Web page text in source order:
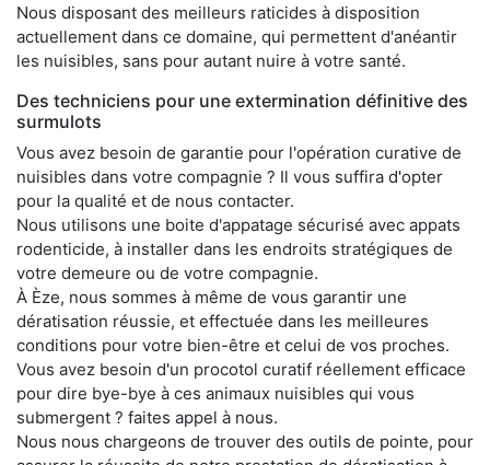
Nous disposant des meilleurs raticides à disposition
actuellement dans ce domaine, qui permettent d'anéantir
les nuisibles, sans pour autant nuire à votre santé.
Des techniciens pour une extermination définitive des
surmulots
Vous avez besoin de garantie pour l'opération curative de
nuisibles dans votre compagnie ? Il vous suffira d'opter
pour la qualité et de nous contacter.
Nous utilisons une boite d'appatage sécurisé avec appats
rodenticide, à installer dans les endroits stratégiques de
votre demeure ou de votre compagnie.
À Èze, nous sommes à même de vous garantir une
dératisation réussie, et effectuée dans les meilleures
conditions pour votre bien-être et celui de vos proches.
Vous avez besoin d'un procotol curatif réellement efficace
pour dire bye-bye à ces animaux nuisibles qui vous
submergent ? faites appel à nous.
Nous nous chargeons de trouver des outils de pointe, pour